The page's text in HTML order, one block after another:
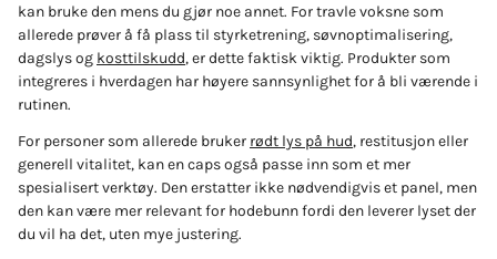
kan bruke den mens du gjør noe annet. For travle voksne som
allerede prøver å få plass til styrketrening, søvnoptimalisering,
dagslys og kosttilskudd, er dette faktisk viktig. Produkter som
integreres i hverdagen har høyere sannsynlighet for å bli værende i
rutinen.
For personer som allerede bruker rødt lys på hud, restitusjon eller
generell vitalitet, kan en caps også passe inn som et mer
spesialisert verktøy. Den erstatter ikke nødvendigvis et panel, men
den kan være mer relevant for hodebunn fordi den leverer lyset der
du vil ha det, uten mye justering.